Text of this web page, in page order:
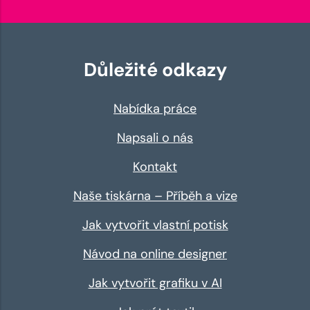
Důležité odkazy
Nabídka práce
Napsali o nás
Kontakt
Naše tiskárna – Příběh a vize
Jak vytvořit vlastní potisk
Návod na online designer
Jak vytvořit grafiku v AI